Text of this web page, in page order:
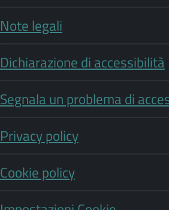
Note legali
Dichiarazione di accessibilità
Segnala un problema di
Privacy policy
Cookie policy